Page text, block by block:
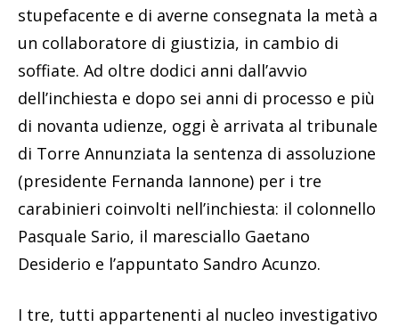
stupefacente e di averne consegnata la metà a
un collaboratore di giustizia, in cambio di
soffiate. Ad oltre dodici anni dall’avvio
dell’inchiesta e dopo sei anni di processo e più
di novanta udienze, oggi è arrivata al tribunale
di Torre Annunziata la sentenza di assoluzione
(presidente Fernanda Iannone) per i tre
carabinieri coinvolti nell’inchiesta: il colonnello
Pasquale Sario, il maresciallo Gaetano
Desiderio e l’appuntato Sandro Acunzo.
I tre, tutti appartenenti al nucleo investigativo